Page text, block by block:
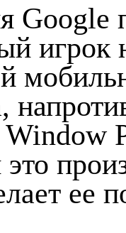
Window
ее